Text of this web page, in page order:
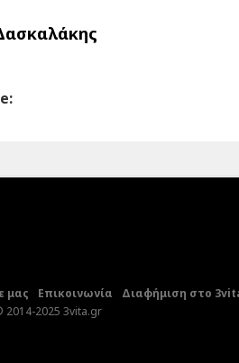
μας Επικοινωνία
Διαφήμιση στο
2014-2025 3vita.gr